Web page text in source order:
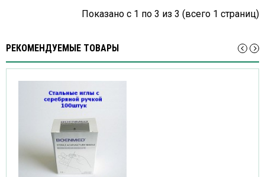
Показано с 1 по 3 из 3 (всего 1 страниц)
РЕКОМЕНДУЕМЫЕ ТОВАРЫ